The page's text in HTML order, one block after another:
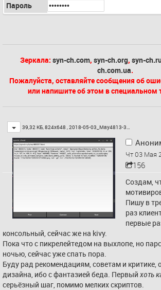
Пароль
Зеркала: syn-ch.com, syn-ch.org, syn-
ch.com.ua.
Пожалуйста, оставляйте сообщения об
или напишите об этом в специальном
Toggle
39,32 КБ, 824x648 ,2018-05-03_May4813-3…
Чт 03 Мая
156
Создам,
Пишу в
раз
первые
консольный, сейчас же на kivy.
Пока что с пикрелейтедом на выхлопе, но
ночью, сейчас уже спать пора.
Буду рад рекомендациям, советам и критике,
дизайна, ибо с фантазией беда. Первый хоть
серьёзный шаг, помимо мелких скриптов.